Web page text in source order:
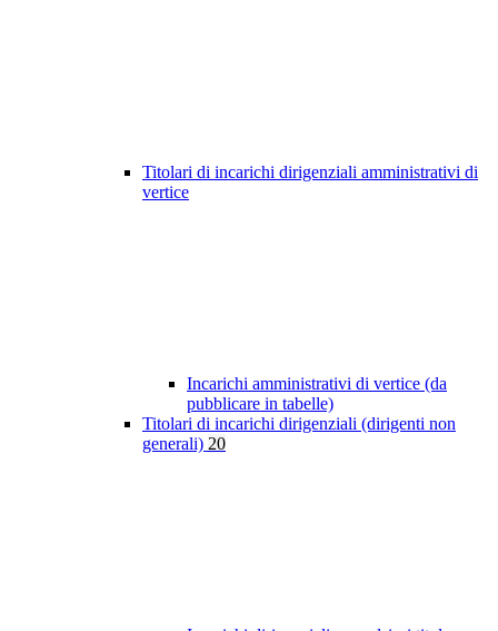
Titolari di incarichi dirigenziali amministrativi di
vertice
Incarichi amministrativi di vertice (da
pubblicare in tabelle)
Titolari di incarichi dirigenziali (dirigenti non
generali) 20